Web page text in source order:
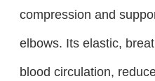
compression and
elbows. Its elastic,
blood circulation,